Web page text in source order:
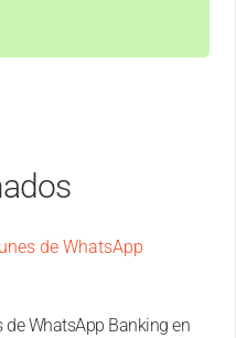
WhatsApp Banking en